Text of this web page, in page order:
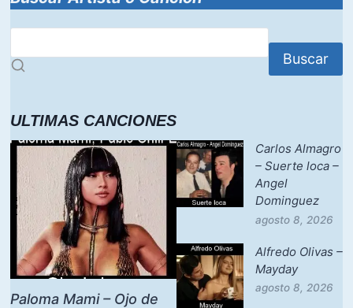
Buscar
ULTIMAS CANCIONES
Paloma Mami – Ojo de
Carlos Almagro
– Suerte loca –
Angel
Dominguez
agosto 8, 2026
Alfredo Olivas –
Mayday
agosto 8, 2026